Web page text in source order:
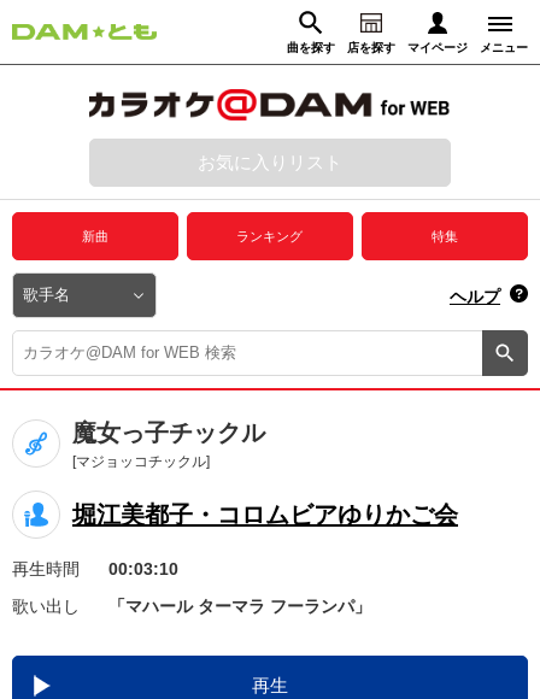
曲を探す 店を探す マイページ メニュー
動画からさがす 録音からさがす
ログイン
プレミアムサービス
DAM★とも動画
DAM★とも録音
カラオケ＠DAM
ユーザー検索
キャンペーン
お知らせ よくあるご質問
DAMの新曲・ランキングなど
カラオケ最新情報をチェック！
お気に入りリスト
新曲 ランキング 特集
ヘルプ
魔女っ子チックル
[マジョッコチックル]
堀江美都子・コロムビアゆりかご会
再生時間
00:03:10
歌い出し
「マハール ターマラ フーランパ」
再生